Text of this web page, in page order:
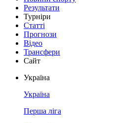
Результати
Турніри
Статті
Прогнози
Відео
Трансфери
Сайт
Україна
Україна
Перша ліга